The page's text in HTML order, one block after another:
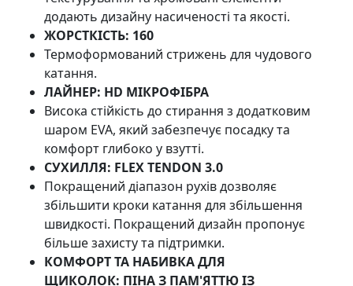
додають дизайну насиченості та якості.
ЖОРСТКІСТЬ: 160
Термоформований стрижень для чудового
катання.
ЛАЙНЕР: HD МІКРОФІБРА
Висока стійкість до стирання з додатковим
шаром EVA, який забезпечує посадку та
комфорт глибоко у взутті.
СУХИЛЛЯ: FLEX TENDON 3.0
Покращений діапазон рухів дозволяє
збільшити кроки катання для збільшення
швидкості. Покращений дизайн пропонує
більше захисту та підтримки.
КОМФОРТ ТА НАБИВКА ДЛЯ
ЩИКОЛОК: ПІНА З ПАМ'ЯТТЮ ІЗ